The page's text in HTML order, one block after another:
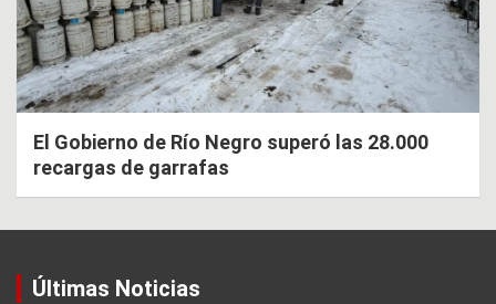
El Gobierno de Río Negro superó las 28.000
recargas de garrafas
Últimas Noticias